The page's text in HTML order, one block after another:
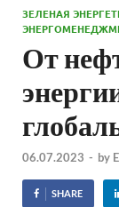
ЗЕЛЕНАЯ
От
06.07.2023 - by
SHARE